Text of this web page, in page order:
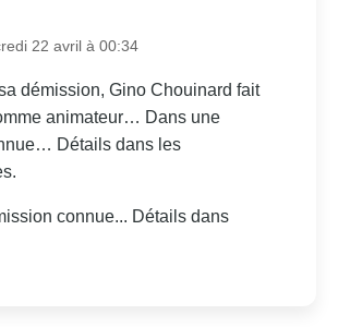
22 avril à 00:34
démission, Gino Chouinard fait
animateur… Dans une
Détails dans les
connue... Détails dans